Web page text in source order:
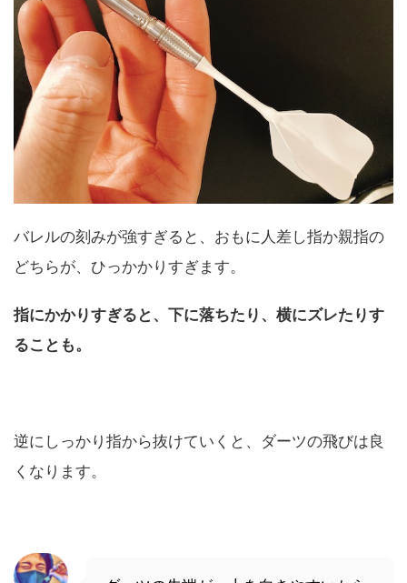
バレルの刻みが強すぎると、おもに人差し指か親指の
どちらが、ひっかかりすぎます。
指にかかりすぎると、下に落ちたり、横にズレたりす
ることも。
逆にしっかり指から抜けていくと、ダーツの飛びは良
くなります。